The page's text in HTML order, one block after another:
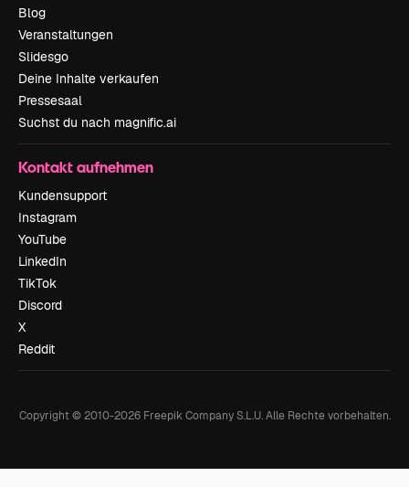
Blog
Veranstaltungen
Slidesgo
Deine Inhalte verkaufen
Pressesaal
Suchst du nach magnific.ai
Kontakt aufnehmen
Kundensupport
Instagram
YouTube
LinkedIn
TikTok
Discord
X
Reddit
Copyright © 2010-2026Freepik Company S.L.U. Alle Rechte vorbehalten.